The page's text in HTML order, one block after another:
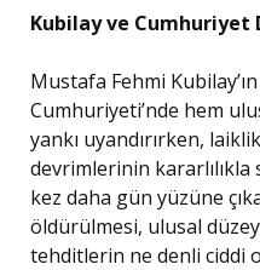
Kubilay ve Cumhuriyet
Mustafa Fehmi
Cumhuriyeti’nde hem
yankı uyandırırken,
devrimlerinin
kez daha gün yüzüne
öldürülmesi, ulusal
tehditlerin ne denli ciddi